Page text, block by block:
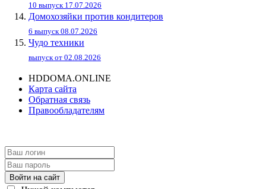
10 выпуск 17.07.2026
Домохозяйки против кондитеров
6 выпуск 08.07.2026
Чудо техники
выпуск от 02.08.2026
HDDOMA.ONLINE
Карта сайта
Обратная связь
Правообладателям
Войти на сайт